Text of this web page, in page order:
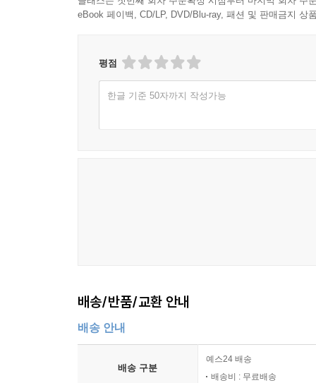
eBook 페이백, CD/LP, DVD/Blu-ray, 패션 및 판매금지 상
평점
한글 기준 50자까지 작성가능
배송/반품/교환 안내
배송 안내
배송 구분
예스24 배송
배송비 : 무료배송